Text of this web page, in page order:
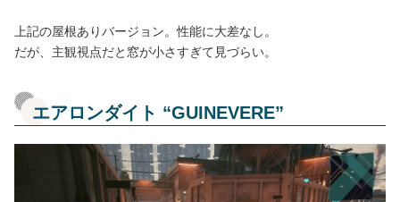
上記の屋根ありバージョン。性能に大差なし。
だが、主観視点だと窓が小さすぎて見づらい。
エアロンダイト “GUINEVERE”